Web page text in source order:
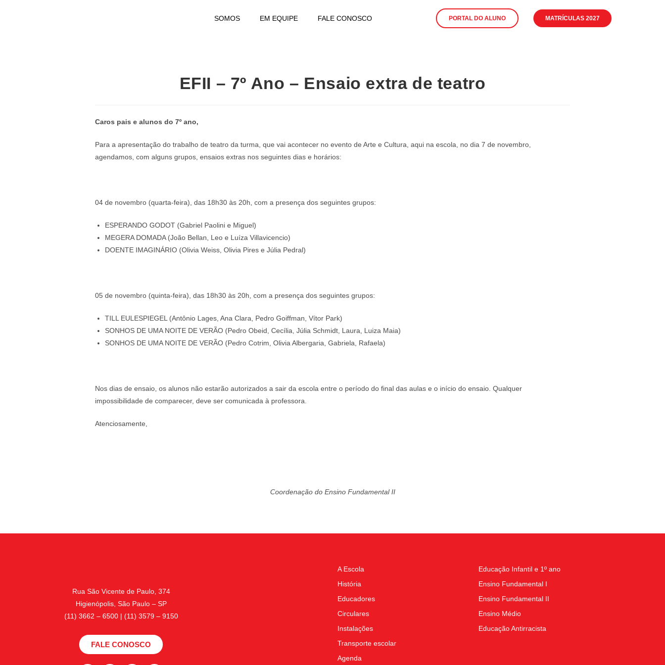
SOMOS EM EQUIPE FALE CONOSCO PORTAL DO ALUNO MATRÍCULAS 2027
EFII – 7º Ano – Ensaio extra de teatro
Caros pais e alunos do 7º ano,
Para a apresentação do trabalho de teatro da turma, que vai acontecer no evento de Arte e Cultura, aqui na escola, no dia 7 de novembro,
agendamos, com alguns grupos, ensaios extras nos seguintes dias e horários:
04 de novembro (quarta-feira), das 18h30 às 20h, com a presença dos seguintes grupos:
ESPERANDO GODOT (Gabriel Paolini e Miguel)
MEGERA DOMADA (João Bellan, Leo e Luíza Villavicencio)
DOENTE IMAGINÁRIO (Olivia Weiss, Olivia Pires e Júlia Pedral)
05 de novembro (quint​a-feira), das 18h30 às 20h, com a presença dos seguintes grupos:​
TILL EULESPIEGEL (Antônio Lages, Ana Clara, Pedro Goiffman, Vítor Park)
​​SONHOS DE UMA NOITE DE VERÃO (Pedro Obeid, Cecília, Júlia Schmidt, Laura, Luiza Maia)
​SONHOS DE UMA NOITE DE VERÃO (Pedro Cotrim, Olivia Albergaria, Gabriela, Rafaela)
Nos dias de ensaio, os alunos não estarão autorizados a sair da escola entre o período do final das aulas e o início do ensaio. Qualquer
impossibilidade de comparecer, deve ser comunicada à professora.
Atenciosamente,
Coordenação do Ensino Fundamental II
Rua São Vicente de Paulo, 374
Higienópolis, São Paulo – SP
(11) 3662 – 6500 | (11) 3579 – 9150
FALE CONOSCO
A Escola
História
Educadores
Circulares
Instalações
Transporte escolar
Agenda
Educação Infantil e 1º ano
Ensino Fundamental I
Ensino Fundamental II
Ensino Médio
Educação Antirracista